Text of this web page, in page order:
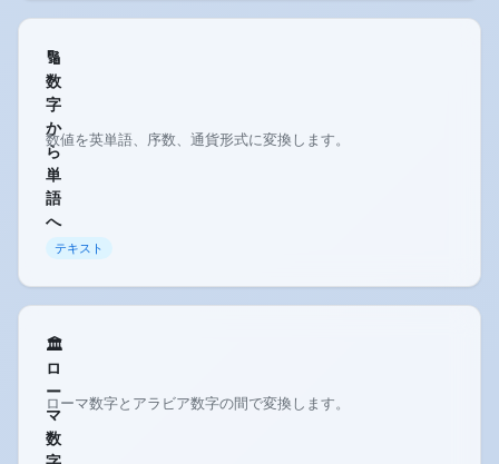
🔢
数
字
か
ら
単
語
へ
数値を英単語、序数、通貨形式に変換します。
テキスト
🏛️
ロ
ー
マ
数
ローマ数字とアラビア数字の間で変換します。